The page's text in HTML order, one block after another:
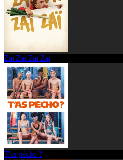
Zaï Zaï Zaï Zaï
T'as pécho ?